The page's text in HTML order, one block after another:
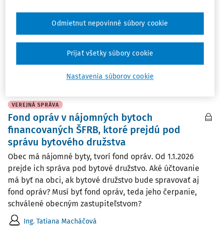
pracovníčky, predpokladáme, že boli dane vyrubené v
čase likvidácie týchto spoločností. Obec prechádzala na
nový systém v roku 2017, kedy sa tieto ...
Terézia Urbanová
11. 12. 2025 / 1 minúta čítania
VEREJNÁ SPRÁVA
Fond opráv v nájomných bytoch
financovaných ŠFRB, ktoré prejdú pod
správu bytového družstva
Obec má nájomné byty, tvorí fond opráv. Od 1.1.2026
prejde ich správa pod bytové družstvo. Aké účtovanie
má byť na obci, ak bytové družstvo bude spravovať aj
fond opráv? Musí byť fond opráv, teda jeho čerpanie,
schválené obecným zastupiteľstvom?
Ing. Tatiana Macháčová
Nastavenia súborov cookie
Odmietnut nepovinné súbory cookie
Prijať všetky súbory cookie